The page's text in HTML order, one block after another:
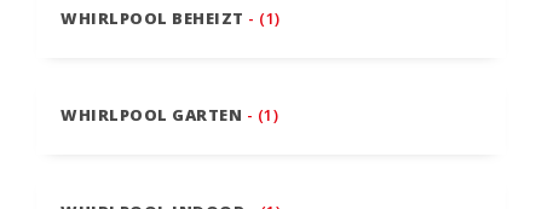
WHIRLPOOL BEHEIZT - (1)
WHIRLPOOL GARTEN - (1)